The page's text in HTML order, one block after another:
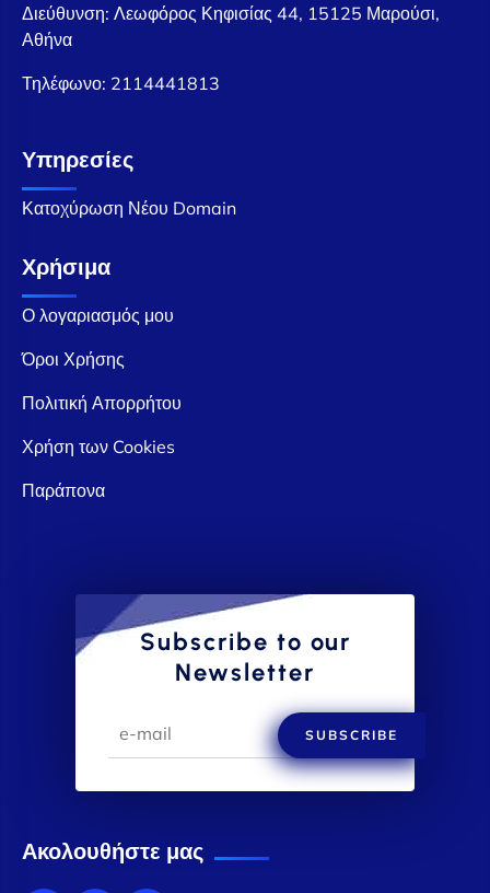
Διεύθυνση: Λεωφόρος Κηφισίας 44, 15125 Μαρούσι,
Αθήνα
Τηλέφωνο: 2114441813
Υπηρεσίες
Κατοχύρωση Νέου Domain
Χρήσιμα
Ο λογαριασμός μου
Όροι Χρήσης
Πολιτική Απορρήτου
Χρήση των Cookies
Παράπονα
Subscribe to our
Newsletter
SUBSCRIBE
Ακολουθήστε μας